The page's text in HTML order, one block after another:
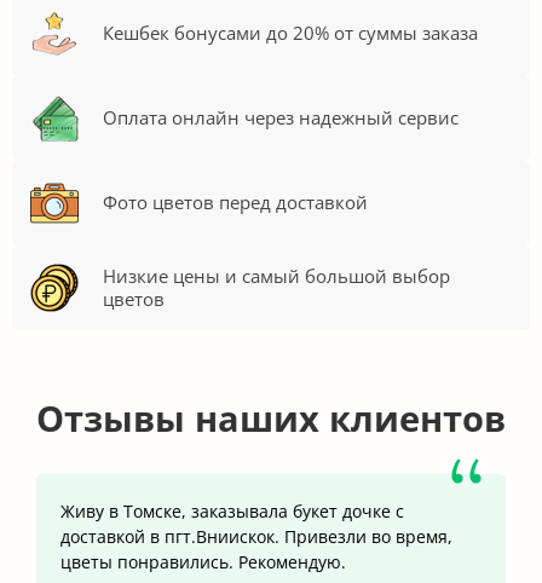
Кешбек бонусами до 20% от суммы заказа
Оплата онлайн через надежный сервис
Фото цветов перед доставкой
Низкие цены и самый большой выбор
цветов
Отзывы наших клиентов
Живу в Томске, заказывала букет дочке с
доставкой в пгт.Вниискок. Привезли во время,
цветы понравились. Рекомендую.